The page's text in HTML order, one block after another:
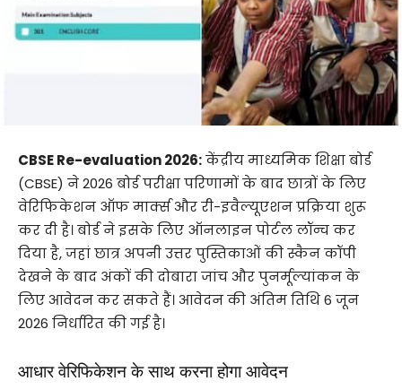
CBSE Re-evaluation 2026:केंद्रीय माध्यमिक शिक्षा बोर्ड
(CBSE) ने 2026 बोर्ड परीक्षा परिणामों के बाद छात्रों के लिए
वेरिफिकेशन ऑफ मार्क्स और री-इवैल्यूएशन प्रक्रिया शुरू
कर दी है। बोर्ड ने इसके लिए ऑनलाइन पोर्टल लॉन्च कर
दिया है, जहां छात्र अपनी उत्तर पुस्तिकाओं की स्कैन कॉपी
देखने के बाद अंकों की दोबारा जांच और पुनर्मूल्यांकन के
लिए आवेदन कर सकते हैं। आवेदन की अंतिम तिथि 6 जून
2026 निर्धारित की गई है।
आधार वेरिफिकेशन के साथ करना होगा आवेदन